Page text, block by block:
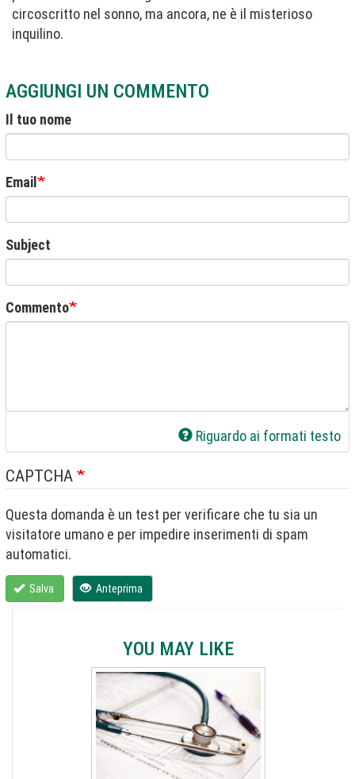
circoscritto nel sonno, ma ancora, ne è il misterioso
inquilino.
AGGIUNGI UN COMMENTO
Il tuo nome
Email
Subject
Commento
Riguardo ai formati testo
CAPTCHA
Questa domanda è un test per verificare che tu sia un
visitatore umano e per impedire inserimenti di spam
automatici.
Salva Anteprima
YOU MAY LIKE